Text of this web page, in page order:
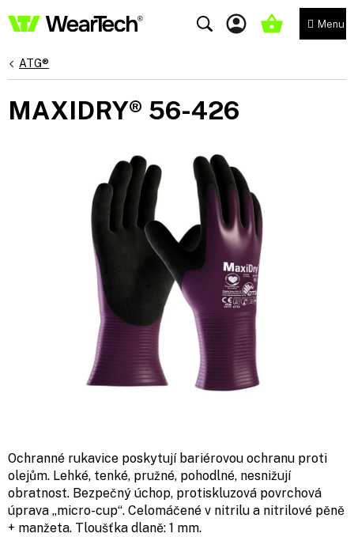
na
NÁKUPNÍ
ATG®
MAXIDRY® 56-426
Ochranné rukavice poskytují bariérovou ochranu proti
olejům. Lehké, tenké, pružné, pohodlné, nesnižují
obratnost. Bezpečný úchop, protiskluzová povrchová
úprava „micro-cup“. Celomáčené v nitrilu a nitrilové pěně
+ manžeta. Tloušťka dlaně: 1 mm.